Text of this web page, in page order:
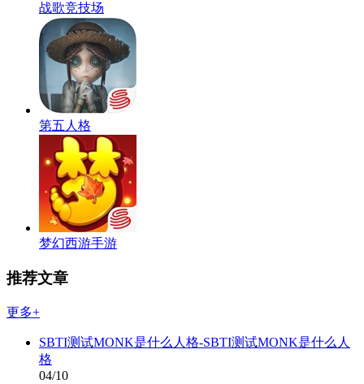
战歌竞技场
第五人格
梦幻西游手游
推荐文章
更多+
SBTI测试MONK是什么人格-SBTI测试MONK是什么人
格
04/10